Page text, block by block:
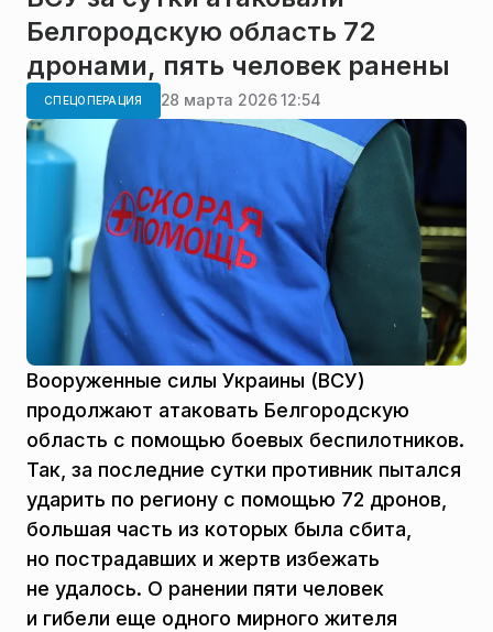
Белгородскую область 72
дронами, пять человек ранены
СПЕЦОПЕРАЦИЯ 28 марта 2026 12:54
Вооруженные силы Украины (ВСУ)
продолжают атаковать Белгородскую
область с помощью боевых беспилотников.
Так, за последние сутки противник пытался
ударить по региону с помощью 72 дронов,
большая часть из которых была сбита,
но пострадавших и жертв избежать
не удалось. О ранении пяти человек
и гибели еще одного мирного жителя